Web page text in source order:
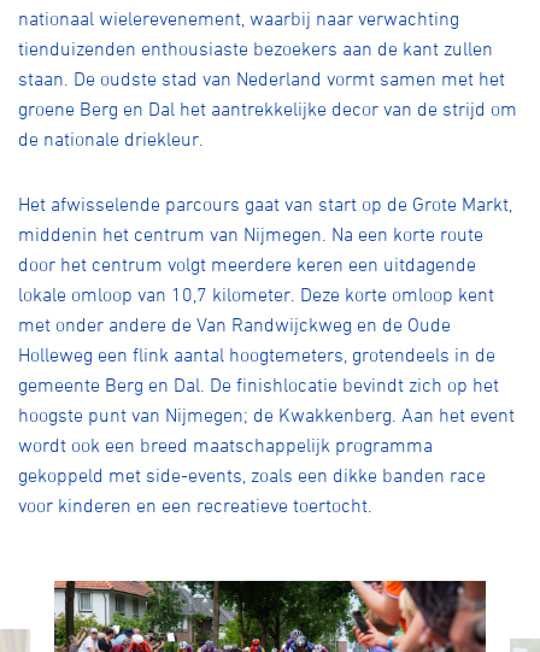
nationaal wielerevenement, waarbij naar verwachting
tienduizenden enthousiaste bezoekers aan de kant zullen
staan. De oudste stad van Nederland vormt samen met het
groene Berg en Dal het aantrekkelijke decor van de strijd om
de nationale driekleur.
Het afwisselende parcours gaat van start op de Grote Markt,
middenin het centrum van Nijmegen. Na een korte route
door het centrum volgt meerdere keren een uitdagende
lokale omloop van 10,7 kilometer. Deze korte omloop kent
met onder andere de Van Randwijckweg en de Oude
Holleweg een flink aantal hoogtemeters, grotendeels in de
gemeente Berg en Dal. De finishlocatie bevindt zich op het
hoogste punt van Nijmegen; de Kwakkenberg. Aan het event
wordt ook een breed maatschappelijk programma
gekoppeld met side-events, zoals een dikke banden race
voor kinderen en een recreatieve toertocht.